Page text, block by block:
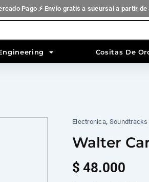
Pago ⚡ Envío gratis a sucursal a partir de
Cositas De
Electronica, Soundtracks
Walter
$ 48.000